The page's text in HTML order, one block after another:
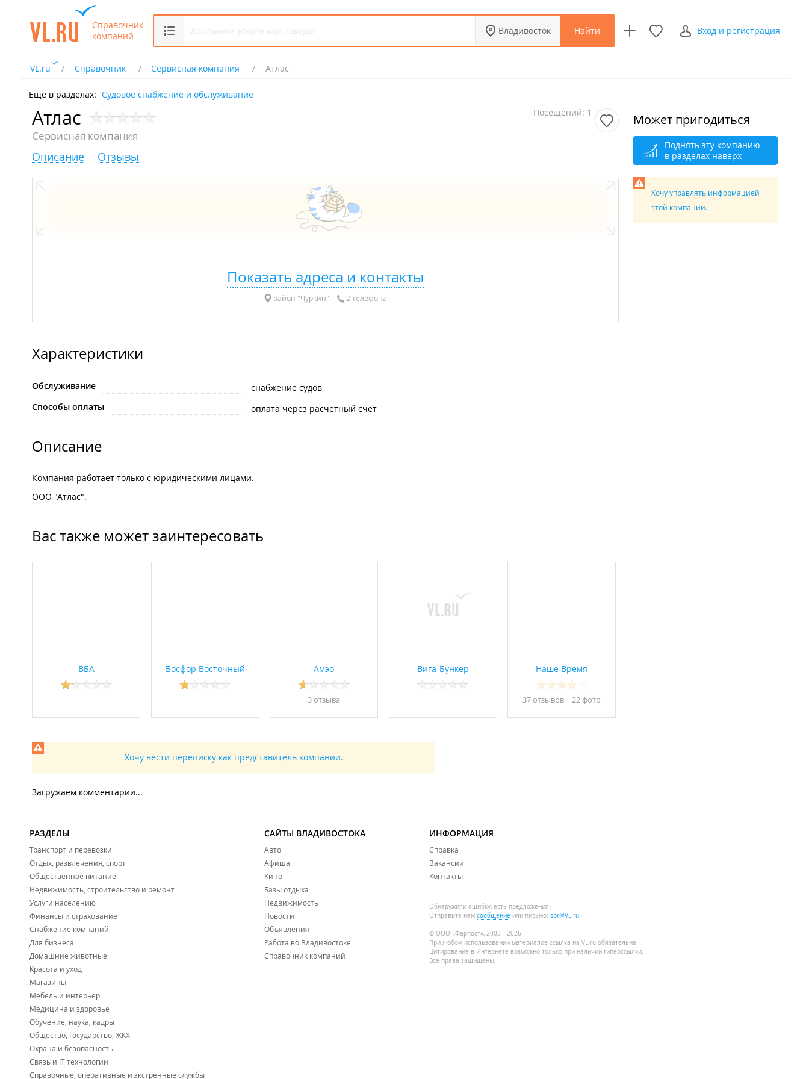
Справочник
компаний
Владивосток Найти Вход и регистрация
VL.ru Справочник Сервисная компания Атлас
Ещё в разделах: Судовое снабжение и обслуживание
Атлас
Сервисная компания
Посещений: 1
Описание Отзывы
Показать адреса и контакты
район "Чуркин" 2 телефона
Характеристики
Обслуживание
снабжение судов
Способы оплаты
оплата через расчётный счёт
Описание
Компания работает только с юридическими лицами.
ООО "Атлас".
Вас также может заинтересовать
ВБА Босфор Восточный Амэо
3 отзывa
Вига-Бункер Наше Время
37 отзывов | 22 фото
Хочу вести переписку как представитель компании.
Загружаем комментарии...
Может пригодиться
Поднять эту компанию
в разделах наверх
Хочу управлять информацией
этой компании.
РАЗДЕЛЫ
Транспорт и перевозки
Отдых, развлечения, спорт
Общественное питание
Недвижимость, строительство и ремонт
Услуги населению
Финансы и страхование
Снабжение компаний
Для бизнеса
Домашние животные
Красота и уход
Магазины
Мебель и интерьер
Медицина и здоровье
Обучение, наука, кадры
Общество, Государство, ЖКХ
Охрана и безопасность
Связь и IT технологии
Справочные, оперативные и экстренные службы
САЙТЫ ВЛАДИВОСТОКА
Авто
Афиша
Кино
Базы отдыха
Недвижимость
Новости
Объявления
Работа во Владивостоке
Справочник компаний
ИНФОРМАЦИЯ
Справка
Вакансии
Контакты
Обнаружили ошибку, есть предложения?
Отправьте нам сообщение или письмо: spr@VL.ru
© ООО «Фарпост», 2003—2026
При любом использовании материалов ссылка на VL.ru обязательна.
Цитирование в Интернете возможно только при наличии гиперссылки.
Все права защищены.